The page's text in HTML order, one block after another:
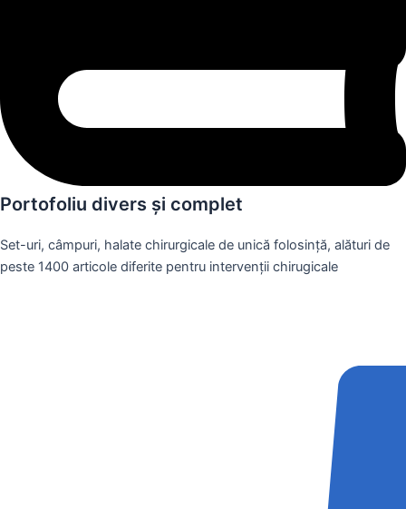
Portofoliu divers și complet
Set-uri, câmpuri, halate chirurgicale de unică folosință, alături de
peste 1400 articole diferite pentru intervenții chirugicale